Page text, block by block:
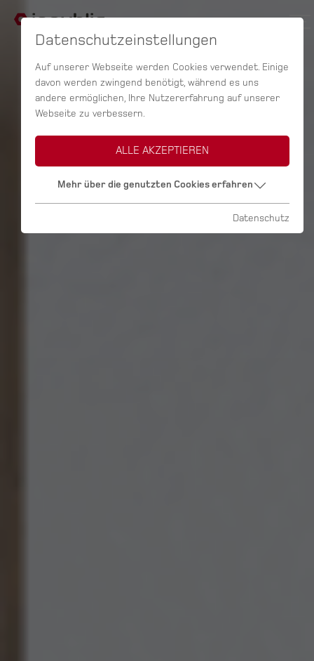
Datenschutzeinstellungen
Auf unserer Webseite werden Cookies verwendet. Einige
davon werden zwingend benötigt, während es uns
andere ermöglichen, Ihre Nutzererfahrung auf unserer
Webseite zu verbessern.
ALLE AKZEPTIEREN
Mehr über die genutzten Cookies erfahren
Datenschutz